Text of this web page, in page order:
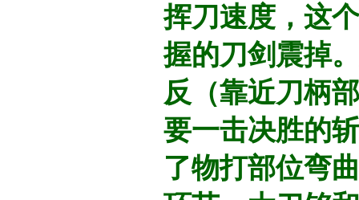
挥刀速度，这
握的刀剑震掉
反（靠近刀柄
要一击决胜的
了物打部位弯